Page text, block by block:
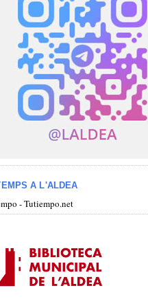
A L'ALDEA
- Tutiempo.net